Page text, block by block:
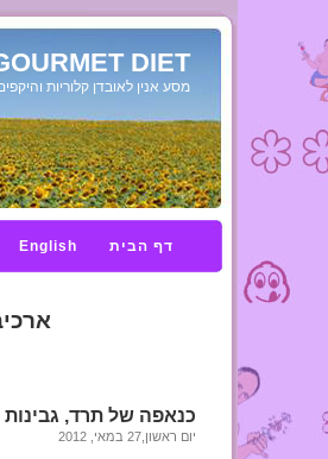
DIET
מסע אנין לאובדן קלוריות
דף הבית English
כנאפה של תרד, גבינות
יום ראשון,27 במאי, 2012